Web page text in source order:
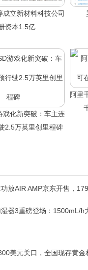
成立新材料科技公司
资本1.5亿
戏化新突破：车主连
2.5万英里创里程碑
阿里
放AIR AMP京东开售，
器3重磅登场：1500mL/h
美元关口，全国现存黄金